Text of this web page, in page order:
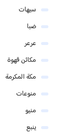
سيهات
ضبا
عرعر
مكائن قهوة
مكة المكرمة
منوعات
منيو
ينبع